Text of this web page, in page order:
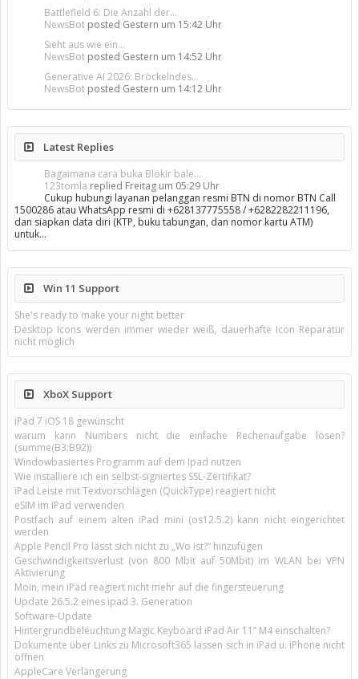
Battlefield 6: Die Anzahl der...
NewsBot posted Gestern um 15:42 Uhr
Sieht aus wie ein...
NewsBot posted Gestern um 14:52 Uhr
Generative AI 2026: Bröckelndes...
NewsBot posted Gestern um 14:12 Uhr
Latest Replies
Bagaimana cara buka Blokir bale...
123tomla replied Freitag um 05:29 Uhr
Cukup hubungi layanan pelanggan resmi BTN di nomor BTN Call
1500286 atau WhatsApp resmi di +628137775558 / +6282282211196,
dan siapkan data diri (KTP, buku tabungan, dan nomor kartu ATM)
untuk…
Win 11 Support
She's ready to make your night better
Desktop Icons werden immer wieder weiß, dauerhafte Icon Reparatur
nicht möglich
XboX Support
iPad 7 iOS 18 gewünscht
warum kann Numbers nicht die einfache Rechenaufgabe lösen?
(summe(B3:B92))
Windowbasiertes Programm auf dem Ipad nutzen
Wie installiere ich ein selbst-signiertes SSL-Zertifikat?
iPad Leiste mit Textvorschlägen (QuickType) reagiert nicht
eSIM im iPad verwenden
Postfach auf einem alten iPad mini (os12.5.2) kann nicht eingerichtet
werden
Apple Pencil Pro lässt sich nicht zu „Wo ist?“ hinzufügen
Geschwindigkeitsverlust (von 800 Mbit auf 50Mbit) im WLAN bei VPN
Aktivierung
Moin, mein iPad reagiert nicht mehr auf die fingersteuerung
Update 26.5.2 eines ipad 3. Generation
Software-Update
Hintergrundbeleuchtung Magic Keyboard iPad Air 11’’ M4 einschalten?
Dokumente über Links zu Microsoft365 lassen sich in iPad u. iPhone nicht
öffnen
AppleCare Verlängerung